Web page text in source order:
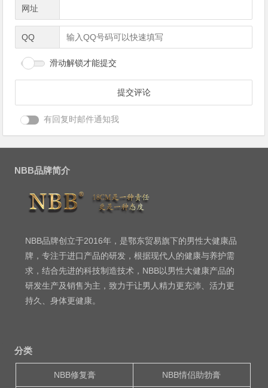
网址
QQ
滑动解锁才能提交
有回复时邮件通知我
NBB品牌简介
NBB品牌创立于2016年，是鄂东贸易旗下的男性大健康品
牌，专注于进口产品的研发，根据现代人的健康与养护需
求，结合先进的科技制造技术，NBB以男性大健康产品的
研发生产及销售为主，致力于让男人精力更充沛、活力更
持久、身体更健康。
分类
NBB修复膏 NBB情侣助勃膏